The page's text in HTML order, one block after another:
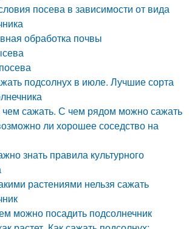
посева в зависимости от вида
обработка почвы
подсолнух в июле. Лучшие сорта
чем сажать. С чем рядом можно сажать
ли хорошее соседство на
знать правила культурного
растениями нельзя сажать
можно посадить подсолнечник